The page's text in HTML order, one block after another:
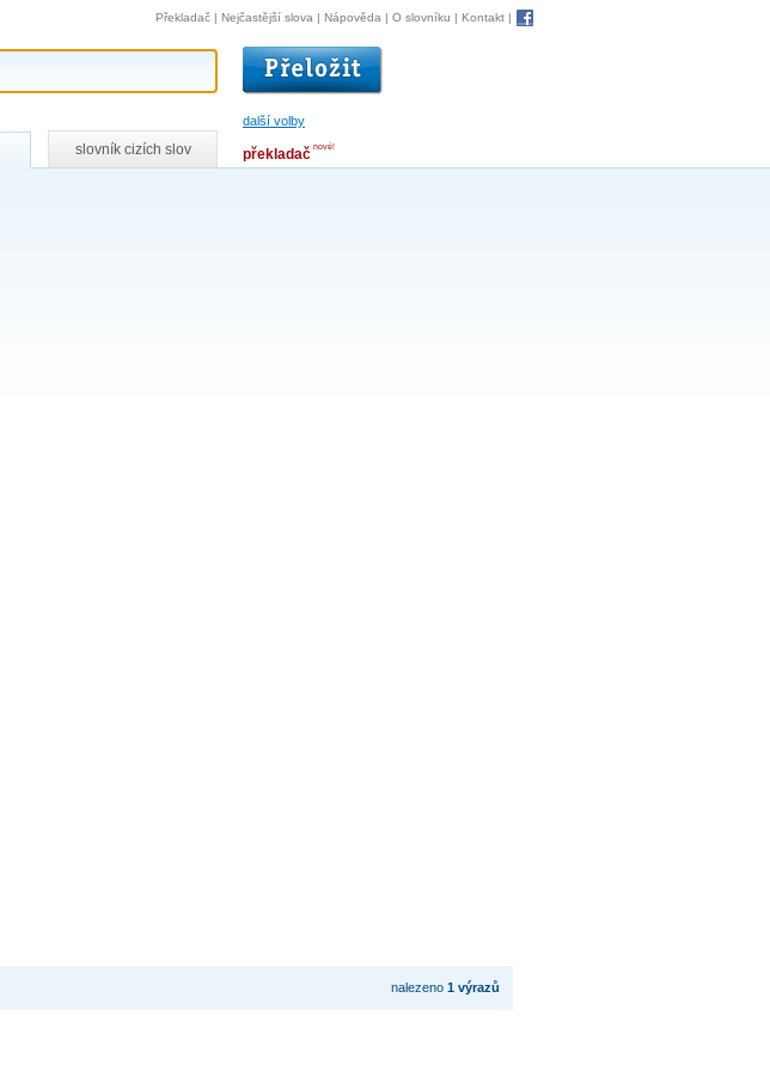
další volby
Překladač | Nejčastější slova | Nápověda | O slovníku | Kontakt |
slovník cizích slov překladač nové!
nalezeno 1 výrazů